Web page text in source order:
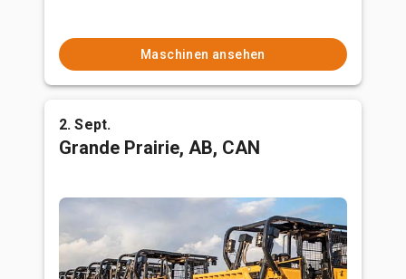
Maschinen ansehen
2. Sept.
Grande Prairie, AB, CAN